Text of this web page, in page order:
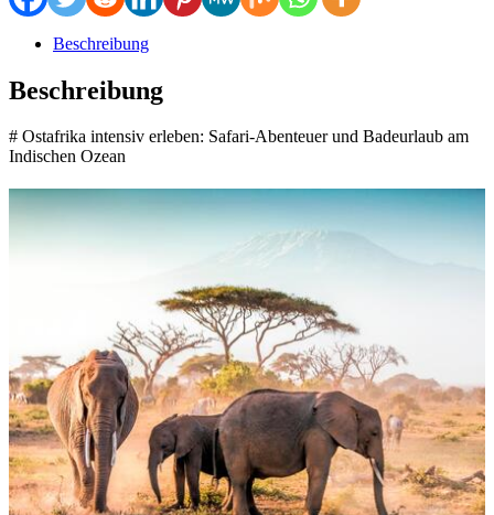
Beschreibung
Beschreibung
# Ostafrika intensiv erleben: Safari-Abenteuer und Badeurlaub am
Indischen Ozean